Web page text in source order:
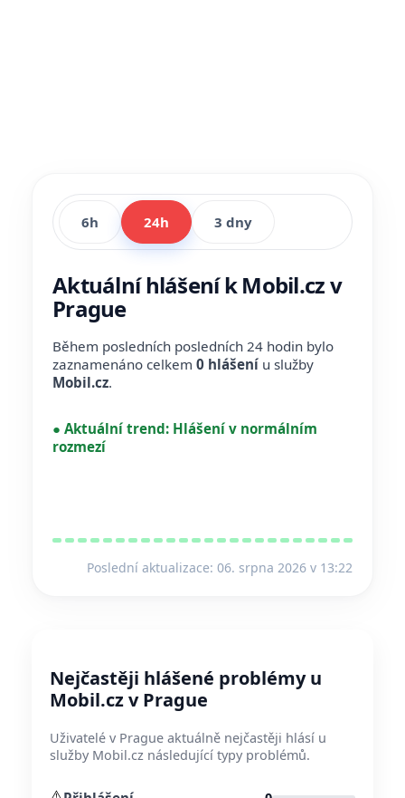
6h 24h 3 dny
Aktuální hlášení k Mobil.cz v
Prague
Během posledních posledních 24 hodin bylo
zaznamenáno celkem 0 hlášení u služby
Mobil.cz.
● Aktuální trend: Hlášení v normálním
rozmezí
Poslední aktualizace: 06. srpna 2026 v 13:22
Nejčastěji hlášené problémy u
Mobil.cz v Prague
Uživatelé v Prague aktuálně nejčastěji hlásí u
služby Mobil.cz následující typy problémů.